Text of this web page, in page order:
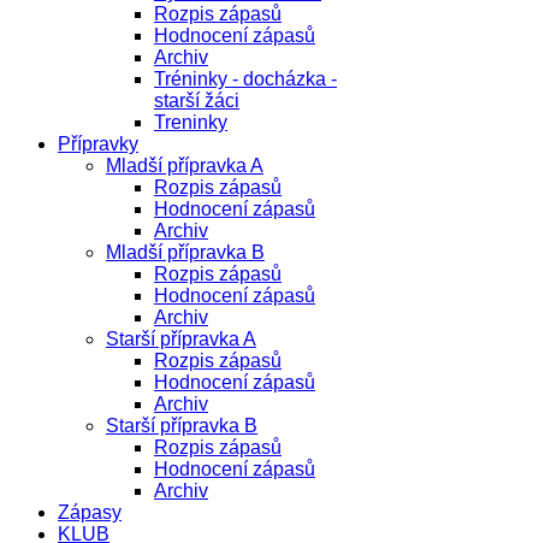
Rozpis zápasů
Hodnocení zápasů
Archiv
Tréninky - docházka -
starší žáci
Treninky
Přípravky
Mladší přípravka A
Rozpis zápasů
Hodnocení zápasů
Archiv
Mladší přípravka B
Rozpis zápasů
Hodnocení zápasů
Archiv
Starší přípravka A
Rozpis zápasů
Hodnocení zápasů
Archiv
Starší přípravka B
Rozpis zápasů
Hodnocení zápasů
Archiv
Zápasy
KLUB